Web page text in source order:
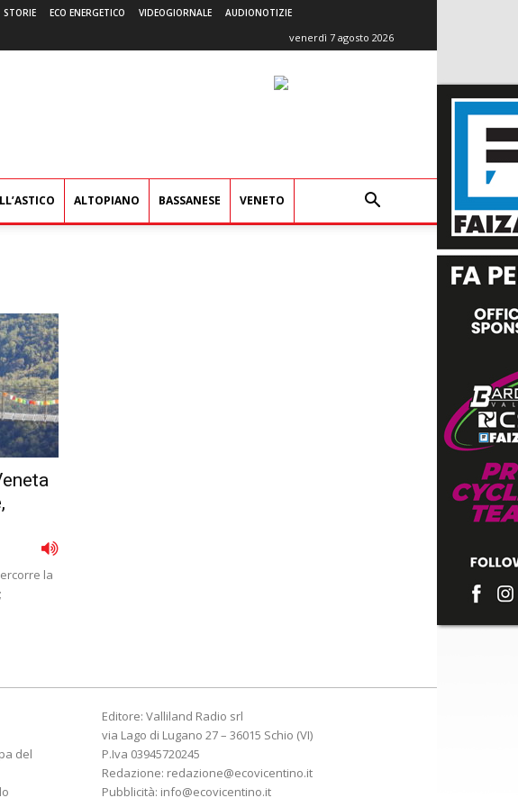
STORIE ECO ENERGETICO VIDEOGIORNALE AUDIONOTIZIE
venerdì 7 agosto 2026
ALTOPIANO BASSANESE VENETO
la
del
Editore: Valliland Radio srl
via Lago di Lugano 27 – 36015 Schio (VI)
P.Iva 03945720245
Redazione: redazione@ecovicentino.it
Pubblicità: info@ecovicentino.it